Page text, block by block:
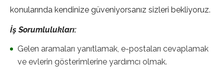
konularında kendinize güveniyorsanız sizleri bekliyoruz.
İş Sorumlulukları:
Gelen aramaları yanıtlamak, e-postaları cevaplamak
ve evlerin gösterimlerine yardımcı olmak.